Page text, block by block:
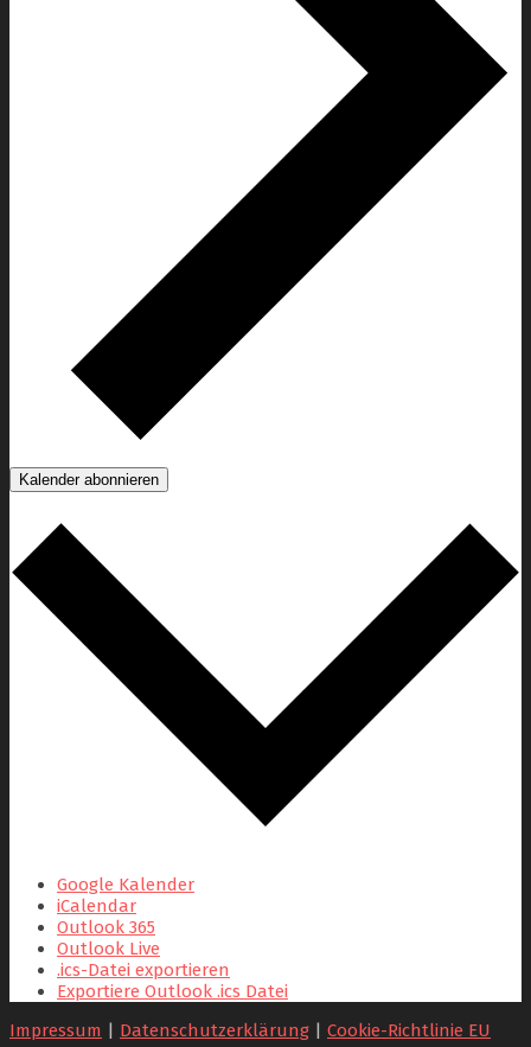
Kalender abonnieren
Google Kalender
iCalendar
Outlook 365
Outlook Live
.ics-Datei exportieren
Exportiere Outlook .ics Datei
Impressum | Datenschutzerklärung | Cookie-Richtlinie EU